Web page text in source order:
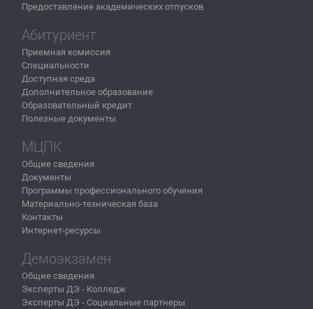
Предоставление академических отпусков
Абитуриент
Приемная комиссия
Специальности
Доступная среда
Дополнительное образование
Образовательный кредит
Полезные документы
МЦПК
Общие сведения
Документы
Программы профессионального обучения
Материально-техническая база
Контакты
Интернет-ресурсы
Демоэкзамен
Общие сведения
Эксперты ДЭ - Колледж
Эксперты ДЭ - Социальные партнеры